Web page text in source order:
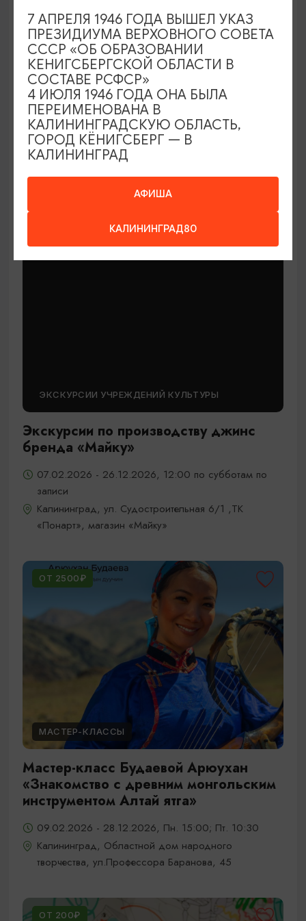
МАСТЕР-КЛАССЫ
Мастер-классы по керамике Елены
Бодяковой
Калининград, ул. Баранова, 45
ЭКСКУРСИИ УЧРЕЖДЕНИЙ КУЛЬТУРЫ
Экскурсии по производству джинс
бренда «Майку»
07.02.2026 - 26.12.2026, 12:00 по субботам по
записи
Калининград, ул. Судостроительная 6/1 ,ТК
«Понарт», магазин «Майку»
ОТ 2500₽
МАСТЕР-КЛАССЫ
Мастер-класс Будаевой Арюухан
«Знакомство с древним монгольским
инструментом Алтай ятга»
09.02.2026 - 28.12.2026, Пн. 15:00; Пт. 10:30
Калининград, Областной дом народного
творчества, ул.Профессора Баранова, 45
ОТ 200₽
АФИША
КАЛИНИНГРАД80
7 АПРЕЛЯ 1946 ГОДА ВЫШЕЛ УКАЗ
ПРЕЗИДИУМА ВЕРХОВНОГО СОВЕТА
СССР «ОБ ОБРАЗОВАНИИ
КЕНИГСБЕРГСКОЙ ОБЛАСТИ В
СОСТАВЕ РСФСР»
4 ИЮЛЯ 1946 ГОДА ОНА БЫЛА
ПЕРЕИМЕНОВАНА В
КАЛИНИНГРАДСКУЮ ОБЛАСТЬ,
ГОРОД КЁНИГСБЕРГ — В
КАЛИНИНГРАД